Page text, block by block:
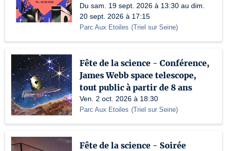
Du sam. 19 sept. 2026 à 13:30 au dim.
20 sept. 2026 à 17:15
Parc Aux Etoiles (Triel sur Seine)
Fête de la science - Conférence,
James Webb space telescope,
tout public à partir de 8 ans
Ven. 2 oct. 2026 à 18:30
Parc Aux Etoiles (Triel sur Seine)
Fête de la science - Soirée